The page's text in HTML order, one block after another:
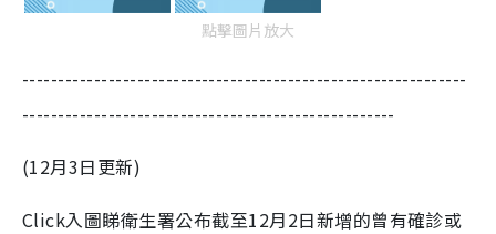
點擊圖片放大
--------------------------------------------------------------
----------------------------------------------------
(12月3日更新)
Click入圖睇衛生署公布截至12月2日新增的曾有確診或